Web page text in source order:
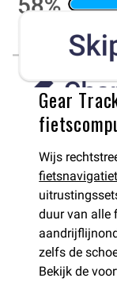
Gear
Wijs
duur van alle
zelfs de
Bekijk de